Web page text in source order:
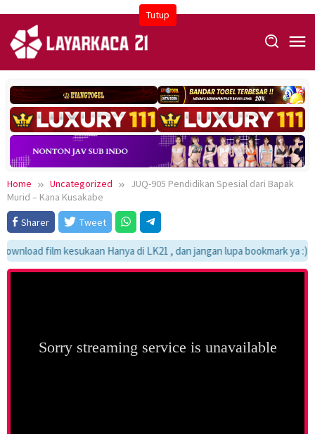
Tutup
content
Home Uncategorized
JUQ-905 Pendidikan Spesial dari Bapak
Murid – Kana Kusakabe
Sharer
Tweet
film kesukaan Hanya di LK21 , dan jangan lupa bookmark ya :)